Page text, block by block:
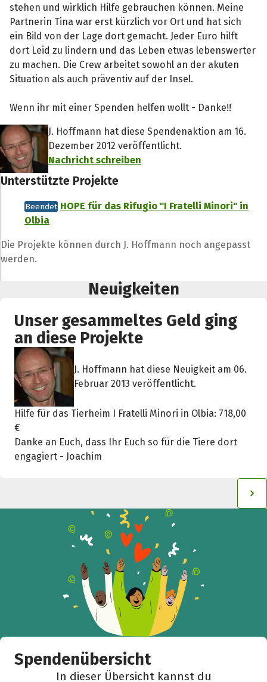
stehen und wirklich Hilfe gebrauchen können. Meine
Partnerin Tina war erst kürzlich vor Ort und hat sich
ein Bild von der Lage dort gemacht. Jeder Euro hilft
dort Leid zu lindern und das Leben etwas lebenswerter
zu machen. Die Crew arbeitet sowohl an der akuten
Situation als auch präventiv auf der Insel.
Wenn ihr mit einer Spenden helfen wollt - Danke!!
J. Hoffmann hat diese Spendenaktion am 16.
Dezember 2012 veröffentlicht.
Nachricht schreiben
Unterstützte Projekte
Beendet HOPE für das Rifugio "I Fratelli Minori" in
Olbia
Die Projekte können durch J. Hoffmann noch angepasst
werden.
Neuigkeiten
Unser gesammeltes Geld ging
an diese Projekte
J. Hoffmann hat diese Neuigkeit am 06.
Februar 2013 veröffentlicht.
Hilfe für das Tierheim I Fratelli Minori in Olbia: 718,00
€
Danke an Euch, dass Ihr Euch so für die Tiere dort
engagiert - Joachim
Spendenübersicht
In dieser Übersicht kannst du